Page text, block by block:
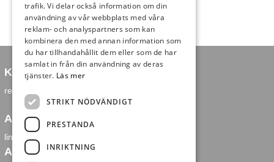
Kontakt
redaktion@falkenbergsnyheter.se
Annons och försäljning
linus@falkenbergsnyheter.se
Ansvarig utgivare
trafik. Vi delar också information om din
användning av vår webbplats med våra
reklam- och analyspartners som kan
kombinera den med annan information som
du har tillhandahållit dem eller som de har
samlat in från din användning av deras
tjänster. Läs mer
STRIKT NÖDVÄNDIGT
PRESTANDA
INRIKTNING